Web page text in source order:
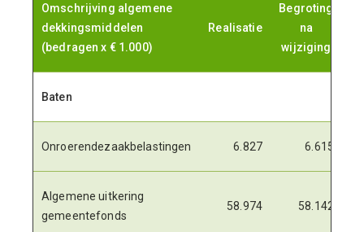
Omschrijving algemene
dekkingsmiddelen
(bedragen x € 1.000)
Realisatie
Begroting
na
wijziging
Baten
Onroerendezaakbelastingen 6.827 6.615
Algemene uitkering
gemeentefonds
58.974 58.142